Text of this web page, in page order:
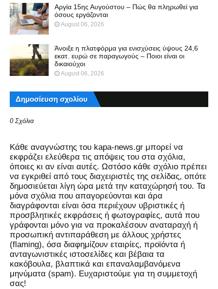
Αργία 15ης Αυγούστου – Πώς θα πληρωθεί για
όσους εργάζονται
August 06, 2026
Άνοιξε η πλατφόρμα για ενισχύσεις ύψους 24,6
εκατ. ευρώ σε παραγωγούς – Ποιοι είναι οι
δικαιούχοι
August 06, 2026
Δημοσίευση σχολίου
0 Σχόλια
Kάθε αναγνώστης του kapa-news.gr μπορεί να
εκφράζει ελεύθερα τις απόψεις του στα σχόλια,
όποιες κι αν είναι αυτές. Ωστόσο κάθε σχόλιο πρέπει
να εγκριθεί από τους διαχειριστές της σελίδας, οπότε
δημοσιεύεται λίγη ώρα μετά την καταχώρησή του. Τα
μόνα σχόλια που απαγορεύονται και άρα
διαγράφονται είναι όσα περιέχουν υβριστικές ή
προσβλητικές εκφράσεις ή φωτογραφίες, αυτά που
γράφονται μόνο για να προκαλέσουν αναταραχή ή
προσωπική αντιπαράθεση με άλλους χρήστες
(flaming), όσα διαφημίζουν εταιρίες, προϊόντα ή
ανταγωνιστικές ιστοσελίδες και βέβαια τα
κακόβουλα, βλαπτικά και επαναλαμβανόμενα
μηνύματα (spam). Ευχαριστούμε για τη συμμετοχή
σας!